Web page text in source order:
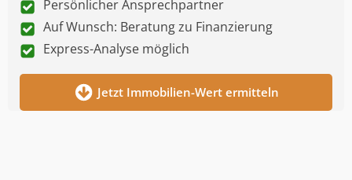
Persönlicher Ansprechpartner
Auf Wunsch: Beratung zu Finanzierung
Express-Analyse möglich
Jetzt Immobilien-Wert ermitteln